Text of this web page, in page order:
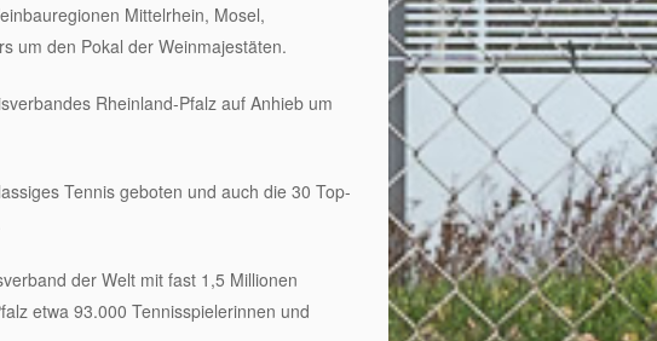
Mittelrhein, Mosel,
um den Pokal der Weinmajestäten.
Rheinland-Pfalz auf Anhieb um
Tennis geboten und auch die 30 Top-
der Welt mit fast 1,5 Millionen
etwa 93.000 Tennisspielerinnen und